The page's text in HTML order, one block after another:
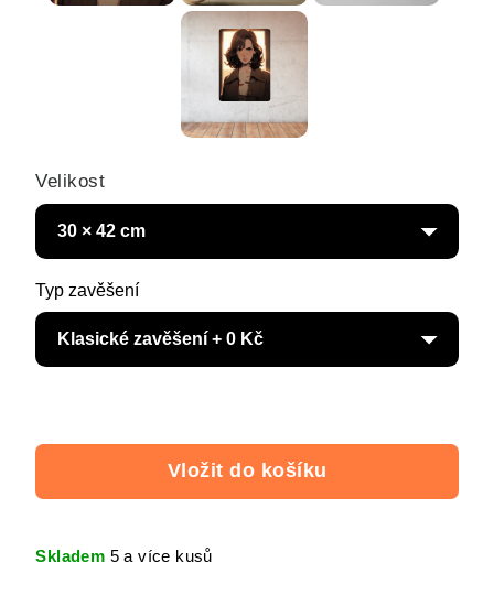
Velikost
Typ zavěšení
Vložit do košíku
Skladem 5 a více kusů